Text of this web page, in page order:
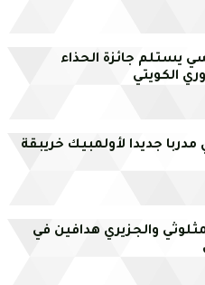
يستلم جائزة الحذاء
الكويتي
جديدا لأولمبيك خريبقة
والجزيري هدافين في